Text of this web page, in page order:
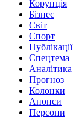
Корупція
Бізнес
Світ
Спорт
Публікації
Спецтема
Аналітика
Прогноз
Колонки
Анонси
Персони